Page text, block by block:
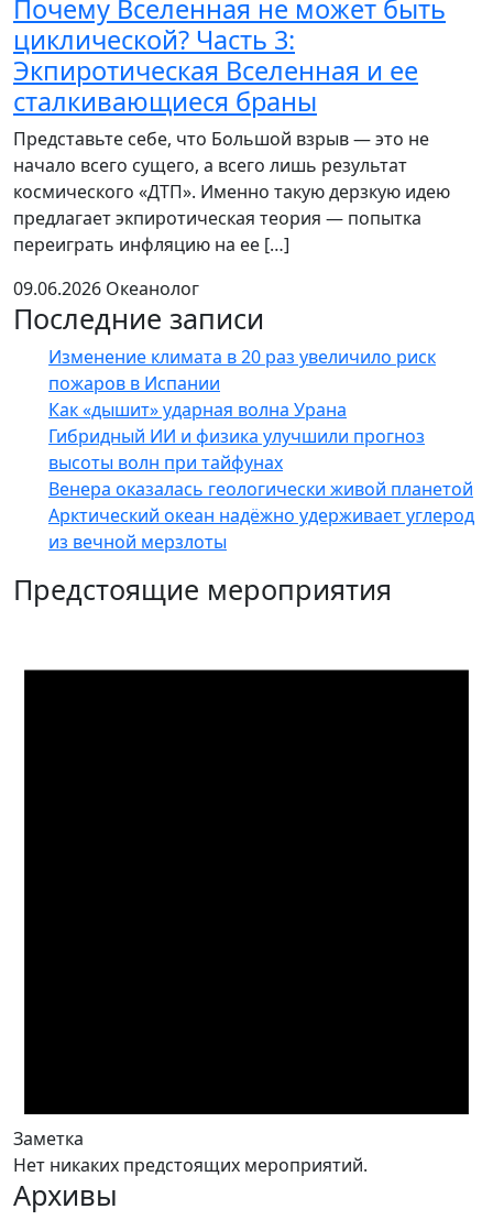
Почему Вселенная не может быть
циклической? Часть 3:
Экпиротическая Вселенная и ее
сталкивающиеся браны
Представьте себе, что Большой взрыв — это не
начало всего сущего, а всего лишь результат
космического «ДТП». Именно такую дерзкую идею
предлагает экпиротическая теория — попытка
переиграть инфляцию на ее […]
09.06.2026 Океанолог
Последние записи
Изменение климата в 20 раз увеличило риск
пожаров в Испании
Как «дышит» ударная волна Урана
Гибридный ИИ и физика улучшили прогноз
высоты волн при тайфунах
Венера оказалась геологически живой планетой
Арктический океан надёжно удерживает углерод
из вечной мерзлоты
Предстоящие мероприятия
Заметка
Нет никаких предстоящих мероприятий.
Архивы